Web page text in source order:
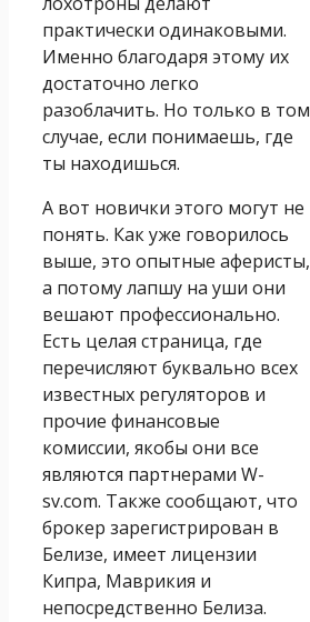
практически одинаковыми.
Именно благодаря этому их
достаточно легко
разоблачить. Но только в том
случае, если понимаешь, где
ты находишься.
А вот новички этого могут не
понять. Как уже говорилось
выше, это опытные аферисты,
а потому лапшу на уши они
вешают профессионально.
Есть целая страница, где
перечисляют буквально всех
известных регуляторов и
прочие финансовые
комиссии, якобы они все
являются партнерами W-
sv.com. Также сообщают, что
брокер зарегистрирован в
Белизе, имеет лицензии
Кипра, Маврикия и
непосредственно Белиза.